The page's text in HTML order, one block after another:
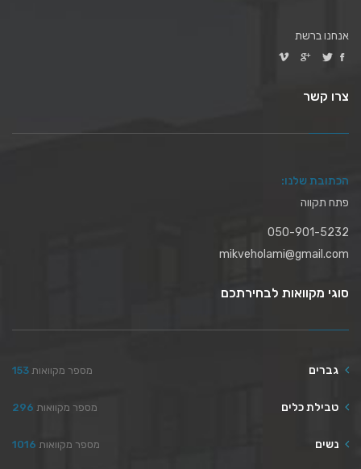
אנחנו ברשת
צרו קשר
הכתובת שלנו:
פתח תקווה
050-901-5232
mikveholami@gmail.com
סוגי מקוואות לבחירתכם
גברים 153 מספר מקוואות
טבילת כלים 296 מספר מקוואות
נשים 1016 מספר מקוואות